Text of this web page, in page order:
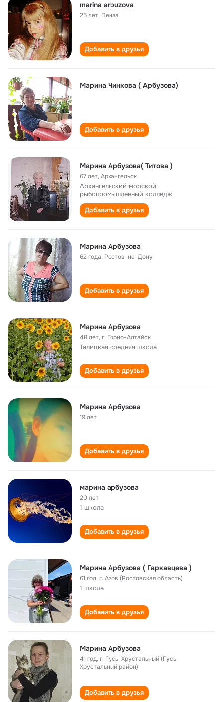
marina arbuzova
25 лет, Пенза
Добавить в друзья
Марина Чинкова ( Арбузова)
Добавить в друзья
Марина Арбузова( Титова )
67 лет,Архангельск
Архангельский морской
рыбопромышленный колледж
Добавить в друзья
Марина Арбузова
62 года, Ростов-на-Дону
Добавить в друзья
Марина Арбузова
48 лет,г. Горно-Алтайск
Талицкая средняя школа
Добавить в друзья
Марина Арбузова
19 лет
Добавить в друзья
марина арбузова
20 лет
1 школа
Добавить в друзья
Марина Арбузова ( Гаркавцева )
61 год,г. Азов (Ростовская область)
1 школа
Добавить в друзья
Марина Арбузова
41 год,г. Гусь-Хрустальный (Гусь-
Хрустальный район)
Добавить в друзья